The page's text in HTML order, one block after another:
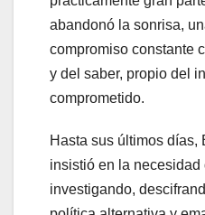
abandonó la sonrisa,
compromiso constante
y del saber, propio del
comprometido.
Hasta sus últimos días,
insistió en la
investigando,